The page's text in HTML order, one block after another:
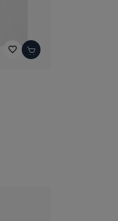
favorite_border